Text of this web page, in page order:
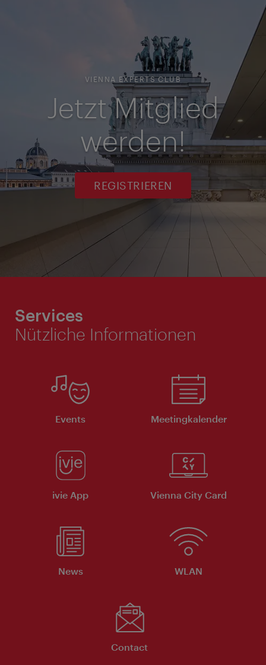
VIENNA EXPERTS CLUB
Jetzt Mitglied
werden!
REGISTRIEREN
Services
Nützliche Informationen
Events Meeting­kalender
ivie App Vienna City Card
News WLAN
Contact